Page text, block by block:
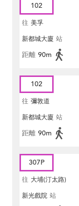
102
往 美孚
新都城大廈 站
距離 90m
102
往 彌敦道
新都城大廈 站
距離 90m
307P
往 大埔(汀太路)
新光戲院 站